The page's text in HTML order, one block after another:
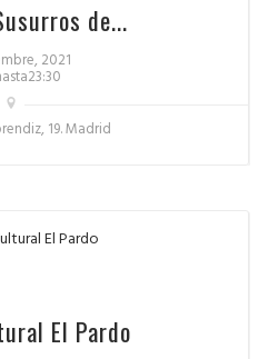
de...
2021
19. Madrid
El Pardo